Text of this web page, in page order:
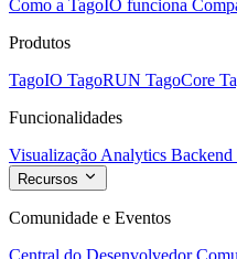
Como a TagoIO funciona
Produtos
TagoIO TagoRUN TagoCore
Funcionalidades
Visualização Analytics Backend
Recursos
Comunidade e Eventos
Central do Desenvolvedor